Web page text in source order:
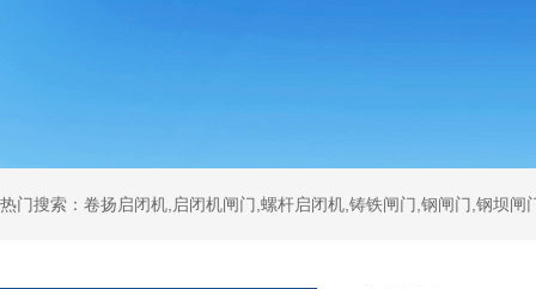
热门搜索：卷扬启闭机,启闭机闸门,螺杆启闭机,铸铁闸门,钢闸门,钢坝